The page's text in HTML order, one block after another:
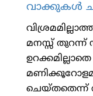
വാക്കുകള്‍
മനസ്സ് തുറന്ന്
ചെയ്തതെന്ന്